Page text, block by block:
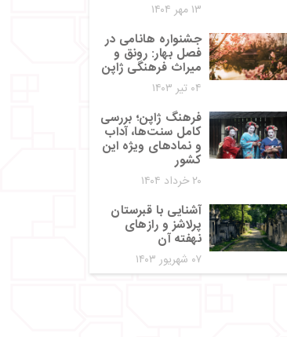
۱۳ مهر ۱۴۰۴
جشنواره هانامی در
فصل بهار: رونق و
میراث فرهنگی ژاپن
۰۴ تیر ۱۴۰۳
فرهنگ ژاپن؛ بررسی
کامل سنت‌ها، آداب
و نمادهای ویژه این
کشور
۲۰ خرداد ۱۴۰۴
آشنایی با قبرستان
پرلاشز و رازهای
نهفته آن
۰۷ شهریور ۱۴۰۳